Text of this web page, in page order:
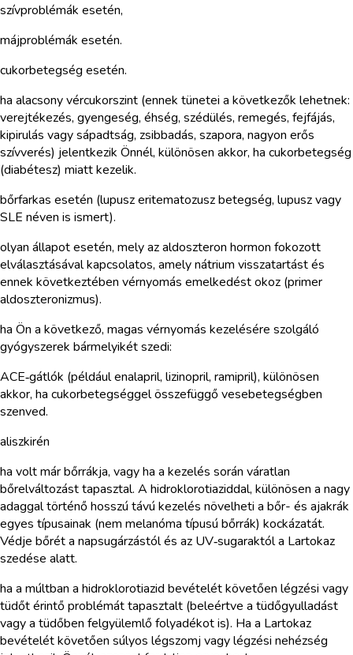
szívproblémák esetén,
májproblémák esetén.
cukorbetegség esetén.
ha alacsony vércukorszint (ennek tünetei a következők lehetnek:
verejtékezés, gyengeség, éhség, szédülés, remegés, fejfájás,
kipirulás vagy sápadtság, zsibbadás, szapora, nagyon erős
szívverés) jelentkezik Önnél, különösen akkor, ha cukorbetegség
(diabétesz) miatt kezelik.
bőrfarkas esetén (lupusz eritematozusz betegség, lupusz vagy
SLE néven is ismert).
olyan állapot esetén, mely az aldoszteron hormon fokozott
elválasztásával kapcsolatos, amely nátrium visszatartást és
ennek következtében vérnyomás emelkedést okoz (primer
aldoszteronizmus).
ha Ön a következő, magas vérnyomás kezelésére szolgáló
gyógyszerek bármelyikét szedi:
ACE‑gátlók (például enalapril, lizinopril, ramipril), különösen
akkor, ha cukorbetegséggel összefüggő vesebetegségben
szenved.
aliszkirén
ha volt már bőrrákja, vagy ha a kezelés során váratlan
bőrelváltozást tapasztal. A hidroklorotiaziddal, különösen a nagy
adaggal történő hosszú távú kezelés növelheti a bőr- és ajakrák
egyes típusainak (nem melanóma típusú bőrrák) kockázatát.
Védje bőrét a napsugárzástól és az UV‑sugaraktól a Lartokaz
szedése alatt.
ha a múltban a hidroklorotiazid bevételét követően légzési vagy
tüdőt érintő problémát tapasztalt (beleértve a tüdőgyulladást
vagy a tüdőben felgyülemlő folyadékot is). Ha a Lartokaz
bevételét követően súlyos légszomj vagy légzési nehézség